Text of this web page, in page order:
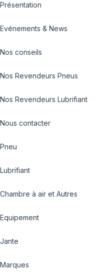
Présentation
Evénements & News
Nos conseils
Nos Revendeurs Pneus
Nos Revendeurs Lubrifiant
Nous contacter
Pneu
Lubrifiant
Chambre à air et Autres
Equipement
Jante
Marques